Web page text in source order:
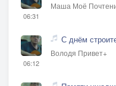
06:31
Маша Моё
06:12
С днём
Володя Привет+